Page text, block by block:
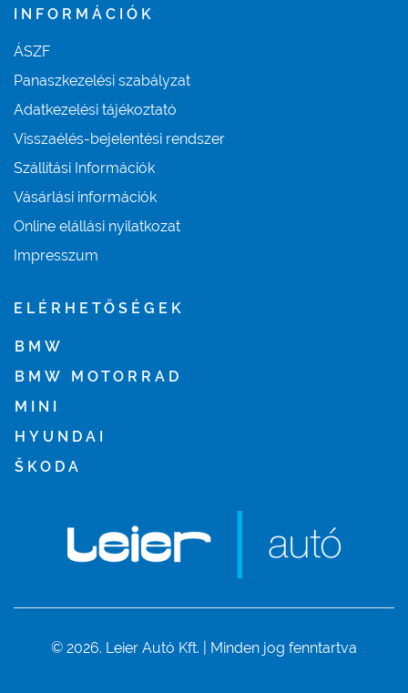
INFORMÁCIÓK
ÁSZF
Panaszkezelési szabályzat
Adatkezelési tájékoztató
Visszaélés-bejelentési rendszer
Szállítási Információk
Vásárlási információk
Online elállási nyilatkozat
Impresszum
ELÉRHETŐSÉGEK
BMW
BMW MOTORRAD
MINI
HYUNDAI
ŠKODA
© 2026. Leier Autó Kft. | Minden jog fenntartva